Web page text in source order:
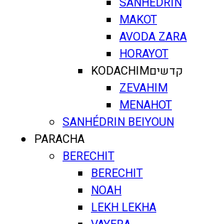
MAKOT
AVODA ZARA
HORAYOT
KODACHIMקדשים
ZEVAHIM
MENAHOT
SANHÉDRIN BEIYOUN
PARACHA
BERECHIT
BERECHIT
NOAH
LEKH LEKHA